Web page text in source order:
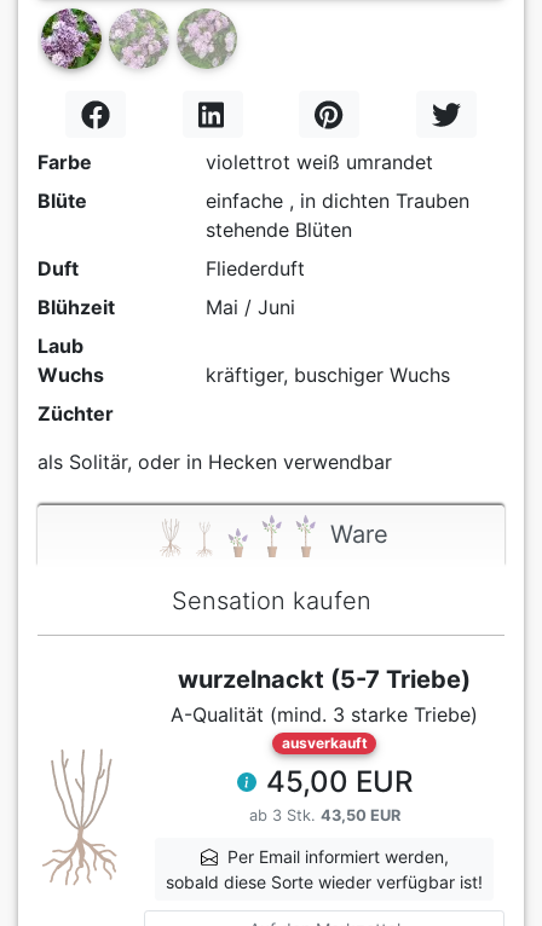
Farbe
violettrot weiß umrandet
Blüte
einfache , in dichten Trauben
stehende Blüten
Duft
Fliederduft
Blühzeit
Mai / Juni
Laub
Wuchs
kräftiger, buschiger Wuchs
Züchter
als Solitär, oder in Hecken verwendbar
Ware
Sensation kaufen
wurzelnackt (5-7 Triebe)
A-Qualität (mind. 3 starke Triebe)
ausverkauft
45,00 EUR
ab 3 Stk. 43,50 EUR
Per Email informiert werden,
sobald diese Sorte wieder verfügbar ist!